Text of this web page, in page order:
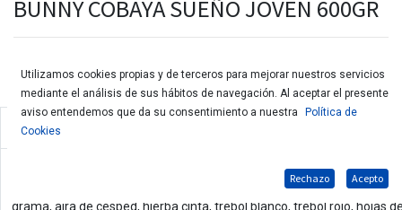
BUNNY COBAYA SUEÑO JOVEN 600GR
Pienso único para cobayas a partir del 5° mes de edad
Brotes de pastos permanentes (fleo de los prados, festuca de los
grama, aira de césped, hierba cinta, trébol blanco, trébol rojo, hojas
Utilizamos cookies propias y de terceros para mejorar nuestros servicios
mediante el análisis de sus hábitos de navegación. Al aceptar el presente
aviso entendemos que da su consentimiento a nuestra
Política de
Cookies
Rechazo Acepto